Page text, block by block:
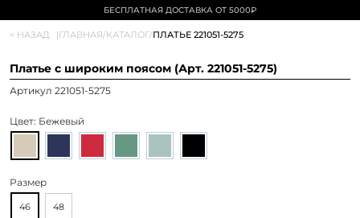
БЕСПЛАТНАЯ ДОСТАВКА ОТ 5000₽
< НАЗАД |ГЛАВНАЯ/КАТАЛОГ/ПЛАТЬЕ 221051-5275
Платье с широким поясом (Арт. 221051-5275)
Артикул 221051-5275
Цвет: Бежевый
Размер
46 48